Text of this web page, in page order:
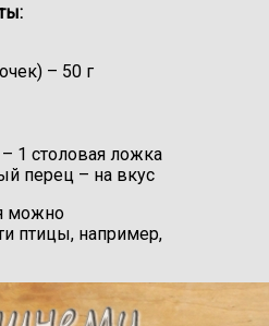
– 50 г
1 столовая ложка
перец – на вкус
можно
птицы, например,